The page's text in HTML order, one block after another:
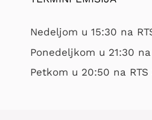
Nedeljom u 15:30 na
Ponedeljkom u 21:30
Petkom u 20:50 na RTS